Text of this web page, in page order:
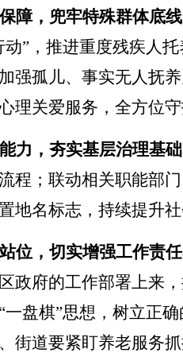
障，兜牢特殊群体底线
动” ，推进重度残疾人
强孤儿、事实无人抚
理关爱服务，全方位守
力，夯实基层治理基础
程；联动相关职能部
地名标志，持续提升
位，切实增强工作责任
政府的工作部署上来
“一盘棋”思想，树立正确
街道要紧盯养老服务